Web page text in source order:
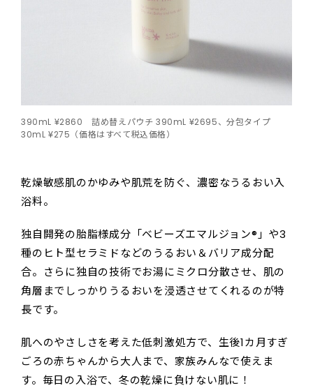
390mL ¥2860 詰め替えパウチ 390mL ¥2695、分包タイプ
30mL ¥275（価格はすべて税込価格）
乾燥敏感肌のかゆみや肌荒を防ぐ、濃密なうるおい入
浴料。
独自開発の胎脂様成分「ベビーズエマルジョン®」や3
種のヒト型セラミドなどのうるおい＆バリア成分配
合。さらに独自の技術でお湯にミクロ分散させ、肌の
角層までしっかりうるおいを浸透させてくれるのが特
長です。
肌へのやさしさを考えた低刺激処方で、生後1カ月すぎ
ごろの赤ちゃんから大人まで、家族みんなで使えま
す。毎日の入浴で、冬の乾燥に負けない肌に！